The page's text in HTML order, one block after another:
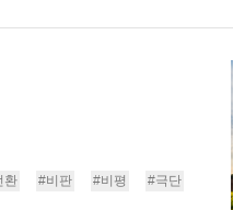
환 #비판 #비평 #극단